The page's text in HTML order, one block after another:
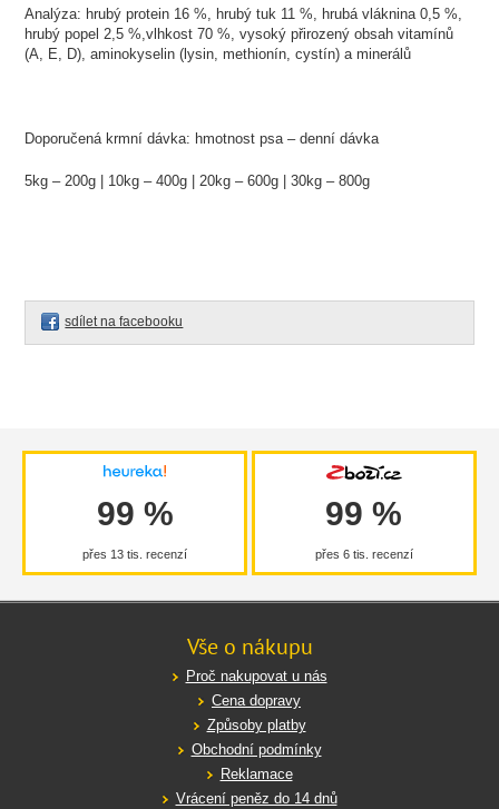
Analýza: hrubý protein 16 %, hrubý tuk 11 %, hrubá vláknina 0,5 %,
hrubý popel 2,5 %,vlhkost 70 %, vysoký přirozený obsah vitamínů
(A, E, D), aminokyselin (lysin, methionín, cystín) a minerálů
Doporučená krmní dávka: hmotnost psa – denní dávka
5kg – 200g | 10kg – 400g | 20kg – 600g | 30kg – 800g
sdílet na facebooku
99 %
přes 13 tis. recenzí
99 %
přes 6 tis. recenzí
Vše o nákupu
Proč nakupovat u nás
Cena dopravy
Způsoby platby
Obchodní podmínky
Reklamace
Vrácení peněz do 14 dnů